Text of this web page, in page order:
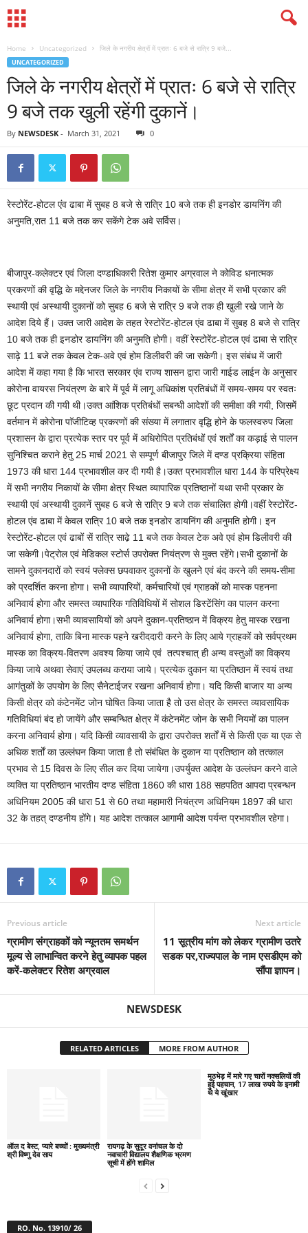
Home Uncategorized जिले के नगरीय क्षेत्रों में प्रातः 6 बजे से रात्रि 9 बजे...
UNCATEGORIZED
जिले के नगरीय क्षेत्रों में प्रातः 6 बजे से रात्रि
9 बजे तक खुली रहेंगी दुकानें।
By NEWSDESK - March 31, 2021 0
रेस्टोरेंट-होटल एंव ढाबा में सुबह 8 बजे से रात्रि 10 बजे तक ही इनडोर डायनिंग की
अनुमति,रात 11 बजे तक कर सकेंगे टेक अवे सर्विस।
बीजापुर-कलेक्टर एवं जिला दण्डाधिकारी रितेश कुमार अग्रवाल ने कोविड धनात्मक
प्रकरणों की वृद्धि के मद्देनजर जिले के नगरीय निकायों के सीमा क्षेत्र में सभी प्रकार की
स्थायी एवं अस्थायी दुकानों को सुबह 6 बजे से रात्रि 9 बजे तक ही खुली रखे जाने के
आदेश दिये हैं। उक्त जारी आदेश के तहत रेस्टोरेंट-होटल एंव ढाबा में सुबह 8 बजे से रात्रि
10 बजे तक ही इनडोर डायनिंग की अनुमति होगी। वहीं रेस्टोरेंट-होटल एवं ढाबा से रात्रि
साढ़े 11 बजे तक केवल टेक-अवे एवं होम डिलीवरी की जा सकेगी। इस संबंध में जारी
आदेश में कहा गया है कि भारत सरकार एंव राज्य शासन द्वारा जारी गाईड लाईन के अनुसार
कोरोना वायरस नियंत्रण के बारे में पूर्व में लागू अधिकांश प्रतिबंधों में समय-समय पर स्वतः
छूट प्रदान की गयी थी।उक्त आंशिक प्रतिबंधों सबन्धी आदेशों की समीक्षा की गयी, जिसमेें
वर्तमान में कोरोना पाॅजीटिव्ह प्रकरणों की संख्या में लगातार वृद्धि होने के फलस्वरुप जिला
प्रशासन के द्वारा प्रत्येक स्तर पर पूर्व में अधिरोपित प्रतिबंधों एवं शर्तों का कड़ाई से पालन
सुनिश्चित कराने हेतु 25 मार्च 2021 से सम्पूर्ण बीजापुर जिले में दण्ड प्रक्रिया संहिता
1973 की धारा 144 प्रभावशील कर दी गयी है।उक्त प्रभावशील धारा 144 के परिप्रेक्ष्य
में सभी नगरीय निकायों के सीमा क्षेत्र स्थित व्यापारिक प्रतिष्ठानों यथा सभी प्रकार के
स्थायी एवं अस्थायी दुकानें सुबह 6 बजे से रात्रि 9 बजे तक संचालित होगी।वहीं रेस्टोरेंट-
होटल एंव ढाबा में केवल रात्रि 10 बजे तक इनडोर डायनिंग की अनुमति होगी। इन
रेस्टोरेंट-होटल एवं ढाबों सें रात्रि साढे़ 11 बजे तक केवल टेक अवे एवं होम डिलीवरी की
जा सकेगी।पेट्रोल एवं मेडिकल स्टोर्स उपरोक्त नियंत्रण से मुक्त रहेंगे।सभी दुकानों के
सामने दुकानदारों को स्वयं फ्लेक्स छपवाकर दुकानों के खुलने एवं बंद करने की समय-सीमा
को प्रदर्शित करना होगा। सभी व्यापारियों, कर्मचारियों एवं ग्राहकों को मास्क पहनना
अनिवार्य होगा और समस्त व्यापारिक गतिविधियों में सोशल डिस्टेंसिंग का पालन करना
अनिवार्य होगा।सभी व्यावसायियों को अपने दुकान-प्रतिष्ठान में विक्रय हेतु मास्क रखना
अनिवार्य होगा, ताकि बिना मास्क पहने खरीददारी करने के लिए आये ग्राहकों को सर्वप्रथम
मास्क का विक्रय-वितरण अवश्य किया जाये एवं तत्पश्चात् ही अन्य वस्तुओं का विक्रय
किया जाये अथवा सेवाएं उपलब्ध कराया जाये। प्रत्येक दुकान या प्रतिष्ठान में स्वयं तथा
आगंतुकों के उपयोग के लिए सैनेटाईजर रखना अनिवार्य होगा। यदि किसी बाजार या अन्य
किसी क्षेत्र को कंटेनमेंट जोन घोषित किया जाता है तो उस क्षेत्र के समस्त व्यावसायिक
गतिविधियां बंद हो जायेंगे और सम्बन्धित क्षेत्र में कंटेनमेंट जोन के सभी नियमों का पालन
करना अनिवार्य होगा। यदि किसी व्यावसायी के द्वारा उपरोक्त शर्तों में से किसी एक या एक से
अधिक शर्तों का उल्लंघन किया जाता है तो संबंधित के दुकान या प्रतिष्ठान को तत्काल
प्रभाव से 15 दिवस के लिए सील कर दिया जायेगा।उपर्युक्त आदेश के उल्लंघन करने वाले
व्यक्ति या प्रतिष्ठान भारतीय दण्ड संहिता 1860 की धारा 188 सहपठित आपदा प्रबन्धन
अधिनियम 2005 की धारा 51 से 60 तथा महामारी नियंत्रण अधिनियम 1897 की धारा
32 के तहत् दण्डनीय होंगे। यह आदेश तत्काल आगामी आदेश पर्यन्त प्रभावशील रहेगा।
Previous article
ग्रामीण संग्राहकों को न्यूनतम समर्थन
मूल्य से लाभान्वित करने हेतु व्यापक पहल
करें-कलेक्टर रितेश अग्रवाल
Next article
11 सूत्रीय मांग को लेकर ग्रामीण उतरे
सडक पर,राज्यपाल के नाम एसडीएम को
सौंपा ज्ञापन।
NEWSDESK
RELATED ARTICLES MORE FROM AUTHOR
ऑल द बेस्ट, प्यारे बच्चों : मुख्यमंत्री
श्री विष्णु देव साय
रायगढ़ के सुदूर वनांचल के दो
नवाचारी विद्यालय शैक्षणिक भ्रमण
सूची में होंगे शामिल
मुठभेड़ में मारे गए चारों नक्सलियों की
हुई पहचान, 17 लाख रुपये के इनामी
थे ये खूंखार
RO. No. 13910/ 26